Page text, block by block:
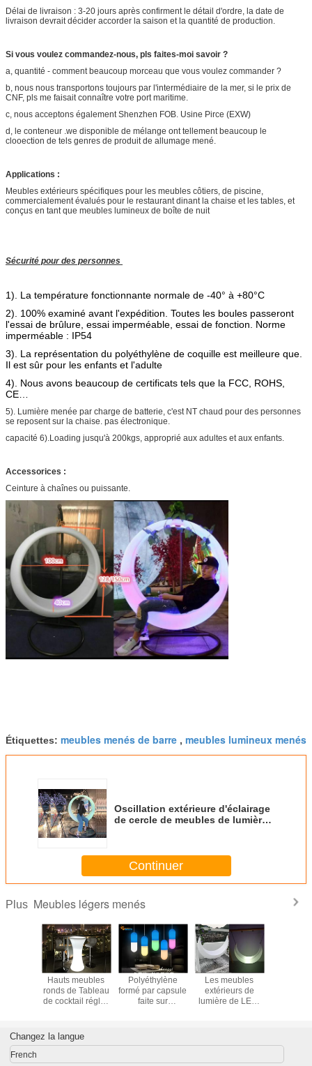
Délai de livraison : 3-20 jours après confirment le détail d'ordre, la date de
livraison devrait décider accorder la saison et la quantité de production.
Si vous voulez commandez-nous, pls faites-moi savoir ?
a, quantité - comment beaucoup morceau que vous voulez commander ?
b, nous nous transportons toujours par l'intermédiaire de la mer, si le prix de
CNF, pls me faisait connaître votre port maritime.
c, nous acceptons également Shenzhen FOB. Usine Pirce (EXW)
d, le conteneur .we disponible de mélange ont tellement beaucoup le
clooection de tels genres de produit de allumage mené.
Applications :
Meubles extérieurs spécifiques pour les meubles côtiers, de piscine,
commercialement évalués pour le restaurant dinant la chaise et les tables, et
conçus en tant que meubles lumineux de boîte de nuit
Sécurité pour des personnes
1). La température fonctionnante normale de -40° à +80°C
2). 100% examiné avant l'expédition. Toutes les boules passeront
l'essai de brûlure, essai imperméable, essai de fonction. Norme
imperméable : IP54
3). La représentation du polyéthylène de coquille est meilleure que.
Il est sûr pour les enfants et l'adulte
4). Nous avons beaucoup de certificats tels que la FCC, ROHS,
CE…
5). Lumière menée par charge de batterie, c'est NT chaud pour des personnes
se reposent sur la chaise. pas électronique.
capacité 6).Loading jusqu'à 200kgs, approprié aux adultes et aux enfants.
Accessorices :
Ceinture à chaînes ou puissante.
Étiquettes: meubles menés de barre , meubles lumineux menés
Oscillation extérieure d'éclairage
de cercle de meubles de lumière
plaza
Continuer
Plus Meubles légers menés
Hauts meubles
ronds de Tableau
de cocktail réglés
Polyéthylène
formé par capsule
faite sur
pour la décoration
Tableau
Les meubles
extérieurs de
lumière de LED,
d'oscillation
hauteur
Changez la langue
French